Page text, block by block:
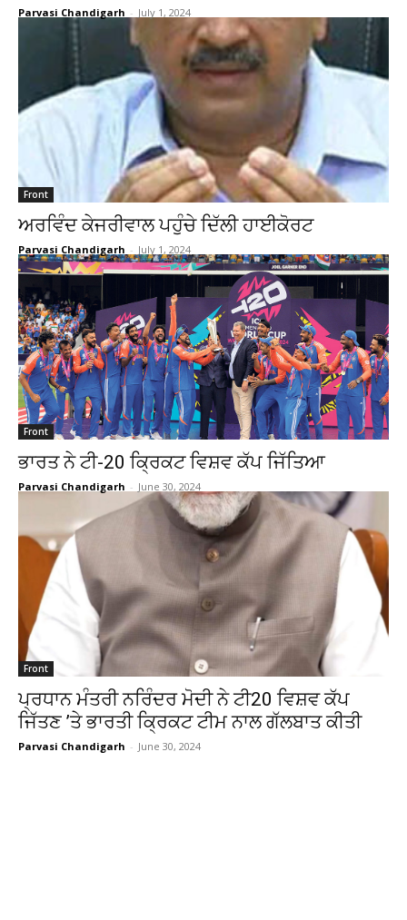
Parvasi Chandigarh - July 1, 2024
Front
ਅਰਵਿੰਦ ਕੇਜਰੀਵਾਲ ਪਹੁੰਚੇ ਦਿੱਲੀ ਹਾਈਕੋਰਟ
Parvasi Chandigarh - July 1, 2024
Front
ਭਾਰਤ ਨੇ ਟੀ-20 ਕ੍ਰਿਕਟ ਵਿਸ਼ਵ ਕੱਪ ਜਿੱਤਿਆ
Parvasi Chandigarh - June 30, 2024
Front
ਪ੍ਰਧਾਨ ਮੰਤਰੀ ਨਰਿੰਦਰ ਮੋਦੀ ਨੇ ਟੀ20 ਵਿਸ਼ਵ ਕੱਪ
ਜਿੱਤਣ ’ਤੇ ਭਾਰਤੀ ਕਿ੍ਰਕਟ ਟੀਮ ਨਾਲ ਗੱਲਬਾਤ ਕੀਤੀ
Parvasi Chandigarh - June 30, 2024